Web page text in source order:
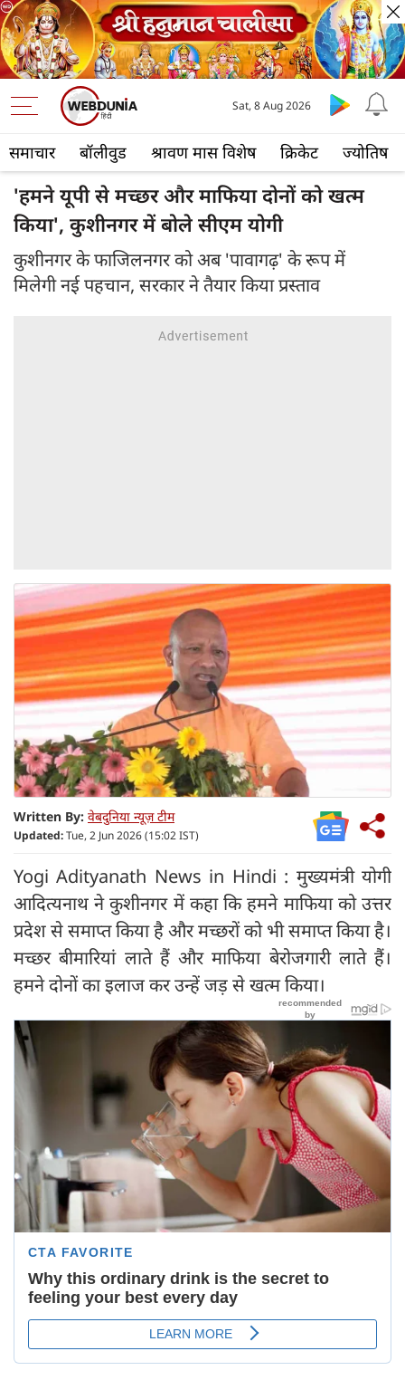
समाचार बॉलीवुड श्रावण मास विशेष क्रिकेट ज्योतिष
Sat, 8 Aug 2026
'हमने यूपी से मच्छर और माफिया दोनों को खत्म
किया', कुशीनगर में बोले सीएम योगी
कुशीनगर के फाजिलनगर को अब 'पावागढ़' के रूप में
मिलेगी नई पहचान, सरकार ने तैयार किया प्रस्ताव
Written By: वेबदुनिया न्यूज़ टीम
Updated:Tue, 2 Jun 2026 (15:02 IST)
Yogi Adityanath News in Hindi : मुख्यमंत्री योगी
आदित्यनाथ ने कुशीनगर में कहा कि हमने माफिया को उत्तर
प्रदेश से समाप्त किया है और मच्छरों को भी समाप्त किया है।
मच्छर बीमारियां लाते हैं और माफिया बेरोजगारी लाते हैं।
हमने दोनों का इलाज कर उन्हें जड़ से खत्म किया।